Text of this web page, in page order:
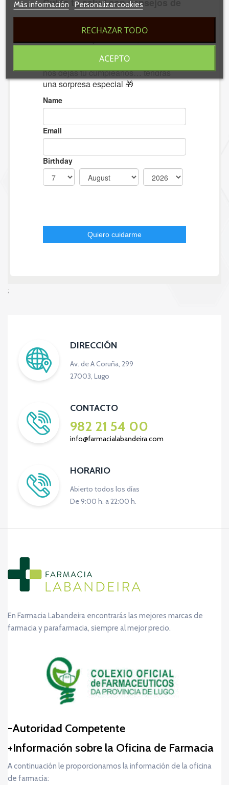
;
DIRECCIÓN
Av. de A Coruña, 299
27003, Lugo
CONTACTO
982 21 54 00
info@farmacialabandeira.com
HORARIO
Abierto todos los días
De 9:00 h. a 22:00 h.
En Farmacia Labandeira encontrarás las mejores marcas de
farmacia y parafarmacia, siempre al mejor precio.
Autoridad Competente
Información sobre la Oficina de Farmacia
A continuación le proporcionamos la información de la oficina
de farmacia:
Más información Personalizar cookies
RECHAZAR TODO
ACEPTO